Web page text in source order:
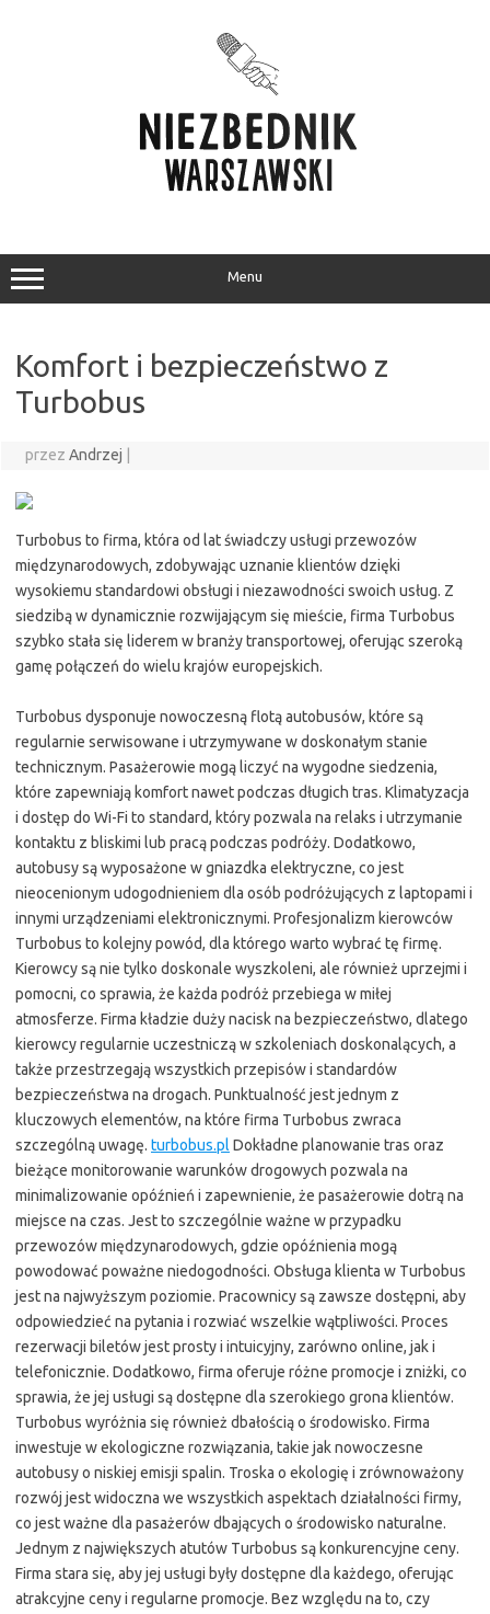
Menu
Komfort i bezpieczeństwo z
Turbobus
przez Andrzej
Turbobus to firma, która od lat świadczy usługi przewozów
międzynarodowych, zdobywając uznanie klientów dzięki
wysokiemu standardowi obsługi i niezawodności swoich usług. Z
siedzibą w dynamicznie rozwijającym się mieście, firma Turbobus
szybko stała się liderem w branży transportowej, oferując szeroką
gamę połączeń do wielu krajów europejskich.
Turbobus dysponuje nowoczesną flotą autobusów, które są
regularnie serwisowane i utrzymywane w doskonałym stanie
technicznym. Pasażerowie mogą liczyć na wygodne siedzenia,
które zapewniają komfort nawet podczas długich tras. Klimatyzacja
i dostęp do Wi-Fi to standard, który pozwala na relaks i utrzymanie
kontaktu z bliskimi lub pracą podczas podróży. Dodatkowo,
autobusy są wyposażone w gniazdka elektryczne, co jest
nieocenionym udogodnieniem dla osób podróżujących z laptopami i
innymi urządzeniami elektronicznymi. Profesjonalizm kierowców
Turbobus to kolejny powód, dla którego warto wybrać tę firmę.
Kierowcy są nie tylko doskonale wyszkoleni, ale również uprzejmi i
pomocni, co sprawia, że każda podróż przebiega w miłej
atmosferze. Firma kładzie duży nacisk na bezpieczeństwo, dlatego
kierowcy regularnie uczestniczą w szkoleniach doskonalących, a
także przestrzegają wszystkich przepisów i standardów
bezpieczeństwa na drogach. Punktualność jest jednym z
kluczowych elementów, na które firma Turbobus zwraca
szczególną uwagę. turbobus.pl Dokładne planowanie tras oraz
bieżące monitorowanie warunków drogowych pozwala na
minimalizowanie opóźnień i zapewnienie, że pasażerowie dotrą na
miejsce na czas. Jest to szczególnie ważne w przypadku
przewozów międzynarodowych, gdzie opóźnienia mogą
powodować poważne niedogodności. Obsługa klienta w Turbobus
jest na najwyższym poziomie. Pracownicy są zawsze dostępni, aby
odpowiedzieć na pytania i rozwiać wszelkie wątpliwości. Proces
rezerwacji biletów jest prosty i intuicyjny, zarówno online, jak i
telefonicznie. Dodatkowo, firma oferuje różne promocje i zniżki, co
sprawia, że jej usługi są dostępne dla szerokiego grona klientów.
Turbobus wyróżnia się również dbałością o środowisko. Firma
inwestuje w ekologiczne rozwiązania, takie jak nowoczesne
autobusy o niskiej emisji spalin. Troska o ekologię i zrównoważony
rozwój jest widoczna we wszystkich aspektach działalności firmy,
co jest ważne dla pasażerów dbających o środowisko naturalne.
Jednym z największych atutów Turbobus są konkurencyjne ceny.
Firma stara się, aby jej usługi były dostępne dla każdego, oferując
atrakcyjne ceny i regularne promocje. Bez względu na to, czy